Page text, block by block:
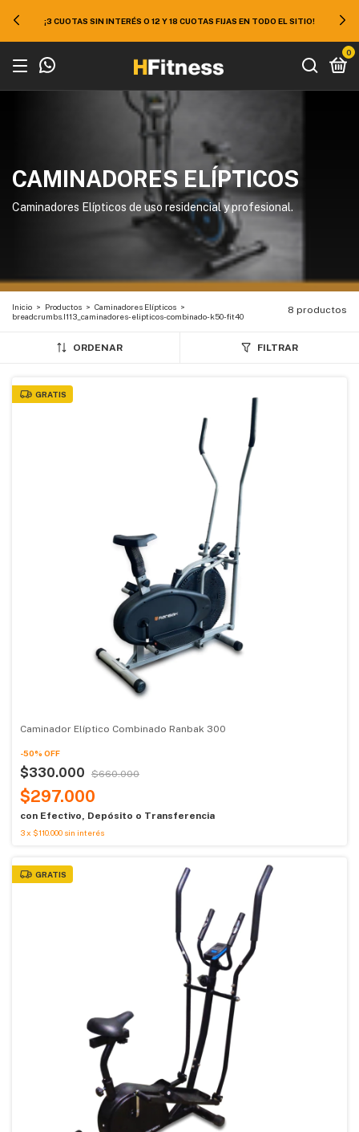
50% EN TODO EL SITIO ¡APROVECHÁ 10% EXTRA DE DESCUENTO EN
EFECTIVO O TRANSFERENCIA!
0
CAMINADORES ELÍPTICOS
Caminadores Elípticos de uso residencial y profesional.
Inicio > Productos > Caminadores Elípticos >
breadcrumbs.I113_caminadores-elipticos-combinado-k50-fit40
8 productos
ORDENAR FILTRAR
GRATIS
Caminador Elíptico Combinado Ranbak 300
-50% OFF
$330.000 $660.000
$297.000
con Efectivo, Depósito o Transferencia
3x $110.000 sin interés
GRATIS